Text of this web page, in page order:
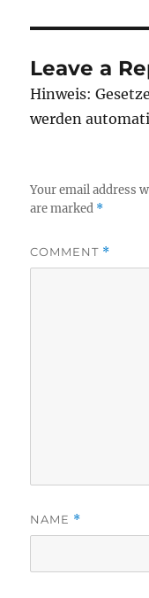
Leave a
Hinweis:
werden
Your email address
are marked *
COMMENT *
NAME *